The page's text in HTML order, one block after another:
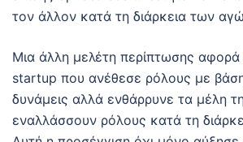
τον άλλον κατά τη διάρκεια των
Μια άλλη μελέτη περίπτωσης αφορά
startup που ανέθεσε ρόλους με βάση
δυνάμεις αλλά ενθάρρυνε τα μέλη
εναλλάσσουν ρόλους κατά τη